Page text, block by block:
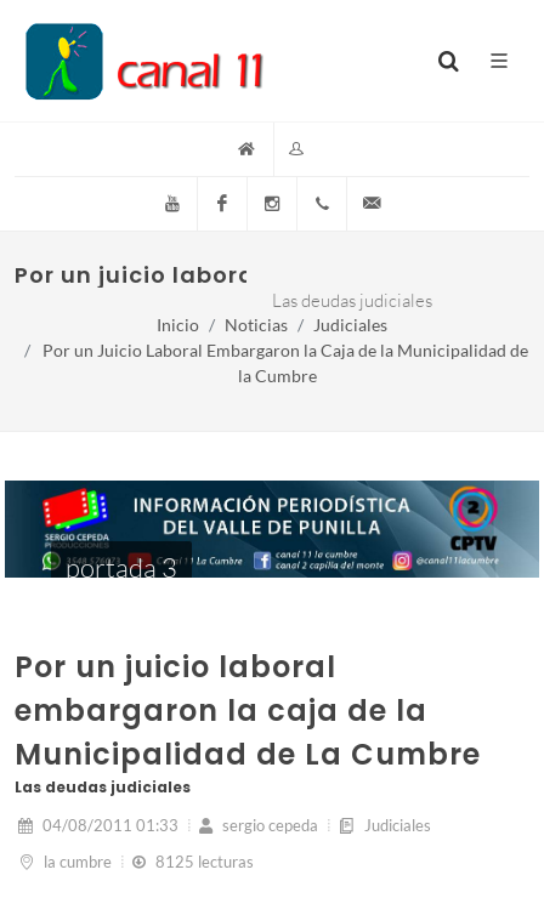
YouTube FacebookInstagram(+54)(9)3548-576073
Por un juicio laboral embargaron la caja
Las deudas judiciales
Inicio Noticias
Judiciales
Por un Juicio Laboral Embargaron la Caja de la Municipalidad de
la Cumbre
portada 3
Por un juicio laboral
embargaron la caja de la
Municipalidad de La Cumbre
Las deudas judiciales
04/08/2011 01:33 sergio cepeda
Judiciales
la cumbre
8125 lecturas